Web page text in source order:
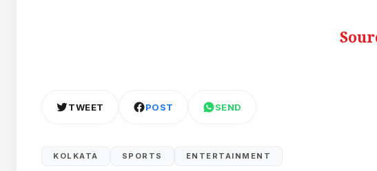
TWEET POST SEND
KOLKATA SPORTS ENTERTAINMENT